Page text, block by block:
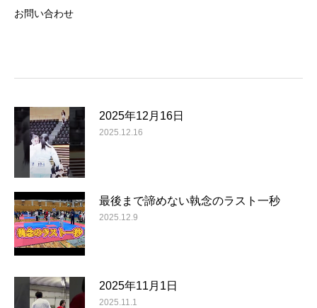
お問い合わせ
2025年12月16日
2025.12.16
最後まで諦めない執念のラスト一秒
2025.12.9
2025年11月1日
2025.11.1